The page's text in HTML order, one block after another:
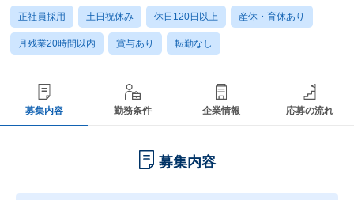
正社員採用 土日祝休み 休日120日以上 産休・育休あり
月残業20時間以内 賞与あり 転勤なし
募集内容 勤務条件 企業情報 応募の流れ
募集内容